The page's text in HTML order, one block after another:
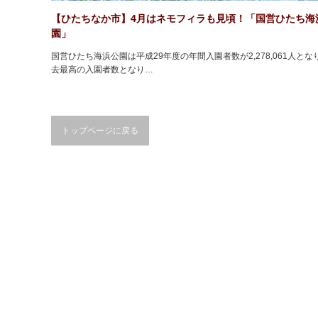
【ひたちなか市】4月はネモフィラも見頃！「国営ひたち海
園」
国営ひたち海浜公園は平成29年度の年間入園者数が2,278,061人とな
去最高の入園者数となり…
トップページに戻る